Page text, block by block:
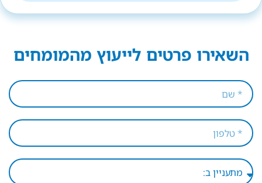
השאירו פרטים לייעוץ מהמומחים